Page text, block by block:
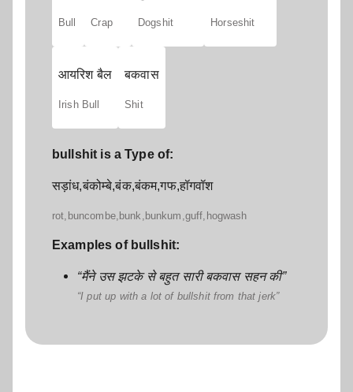
Bull Crap Dogshit Horseshit
आयरिश बैल
Irish Bull
बकवास
Shit
bullshit is a Type of:
सड़ांध,बंकोम्बे,बंक,बंकम,गफ,हॉगवॉश
rot,buncombe,bunk,bunkum,guff,hogwash
Examples of bullshit:
मैंने उस झटके से बहुत सारी बकवास सहन की
I put up with a lot of bullshit from that jerk